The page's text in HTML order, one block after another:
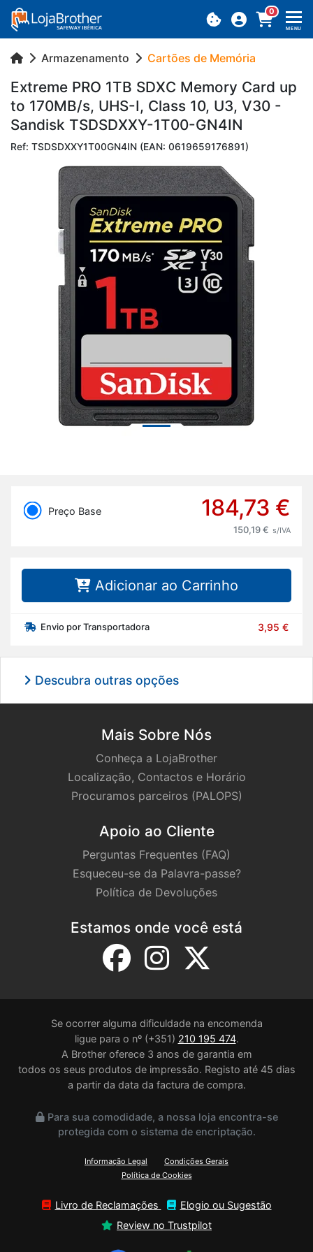
0
MENU
Armazenamento Cartões de Memória
Ex­treme PRO 1TB SDXC Me­mory Card up
to 170MB/s, UHS-I, Class 10, U3, V30 -
San­disk TSDSDXXY-1T00-GN4IN
Ref: TSDSDXXY1T00GN4IN (EAN: 0619659176891)
Previous
Preço Base 184,73 €
150,19 € s/IVA
Adicionar ao Carrinho
Envio por Transportadora 3,95 €
Descubra outras opções
Mais Sobre Nós
Conheça a LojaBrother
Localização, Contactos e Horário
Procuramos parceiros (PALOPS)
Apoio ao Cliente
Perguntas Frequentes (FAQ)
Esqueceu-se da Palavra-passe?
Política de Devoluções
Estamos onde você está
Se ocorrer alguma dificuldade na encomenda
ligue para o nº (+351) 210 195 474.
A Brother oferece 3 anos de garantia em
todos os seus produtos de impressão. Registo até 45 dias
a partir da data da factura de compra.
Para sua comodidade, a nossa loja encontra-se
protegida com o sistema de encriptação.
Informação Legal
Condições Gerais
Política de Cookies
Livro de Reclamações
Elogio ou Sugestão
Review no Trustpilot